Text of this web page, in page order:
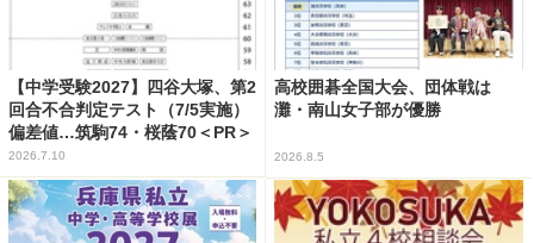
【中学受験2027】四谷大塚、第2
回合不合判定テスト（7/5実施）
偏差値…筑駒74・桜蔭70＜PR＞
2026.7.10
高校囲碁全国大会、団体戦は
灘・南山女子部が優勝
2026.8.5